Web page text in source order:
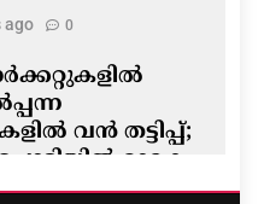
ago 0
വൻ തട്ടിപ്പ്;
മാരക